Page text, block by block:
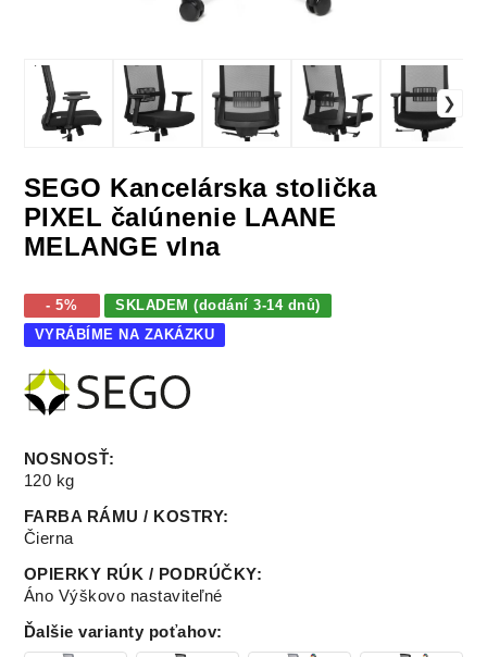
SEGO Kancelárska stolička
PIXEL čalúnenie LAANE
MELANGE vlna
- 5%
SKLADEM (dodání 3-14 dnů)
VYRÁBÍME NA ZAKÁZKU
NOSNOSŤ:
120 kg
FARBA RÁMU / KOSTRY:
Čierna
OPIERKY RÚK / PODRÚČKY:
Áno Výškovo nastaviteľné
Ďalšie varianty poťahov: